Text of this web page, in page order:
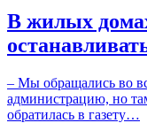
В жилых
– Мы обращались во
администрацию, но
обратилась в газету…